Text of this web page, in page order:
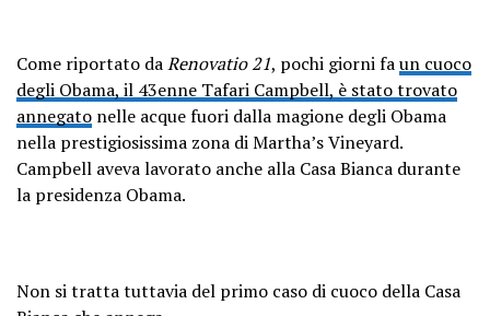
Come riportato daRenovatio 21, pochi giorni faun cuoco
degli Obama, il 43enne Tafari Campbell, è stato trovato
annegato nelle acque fuori dalla magione degli Obama
nella prestigiosissima zona di Martha’s Vineyard.
Campbell aveva lavorato anche alla Casa Bianca durante
la presidenza Obama.
Non si tratta tuttavia del primo caso di cuoco della Casa